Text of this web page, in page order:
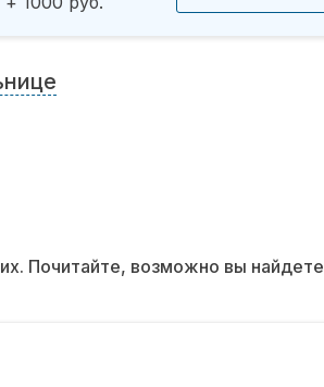
Почитайте, возможно вы найдете